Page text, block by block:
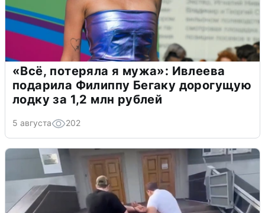
«Всё, потеряла я мужа»: Ивлеева
подарила Филиппу Бегаку дорогущую
лодку за 1,2 млн рублей
5 августа 202